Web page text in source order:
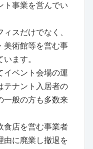
事業を営んでい
スだけでなく、
美術館等を営む事
ます。
ベント会場の運
テナント入居者の
一般の方も多数来
店を営む事業者
由に廃業し撤退を